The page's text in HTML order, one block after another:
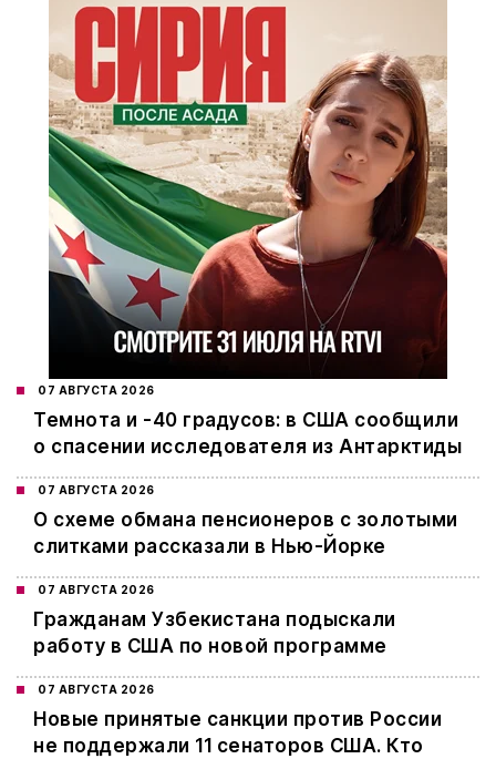
07 АВГУСТА 2026
Темнота и -40 градусов: в США сообщили
о спасении исследователя из Антарктиды
07 АВГУСТА 2026
О схеме обмана пенсионеров с золотыми
слитками рассказали в Нью-Йорке
07 АВГУСТА 2026
Гражданам Узбекистана подыскали
работу в США по новой программе
07 АВГУСТА 2026
Новые принятые санкции против России
не поддержали 11 сенаторов США. Кто